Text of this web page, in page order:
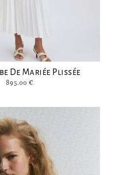
De Mariée Plissée
895.00 €